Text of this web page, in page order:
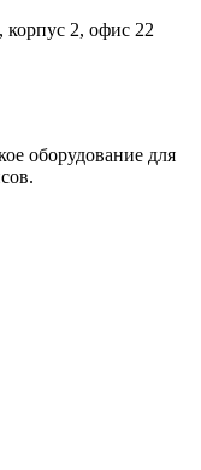
корпус 2, офис 22
оборудование для